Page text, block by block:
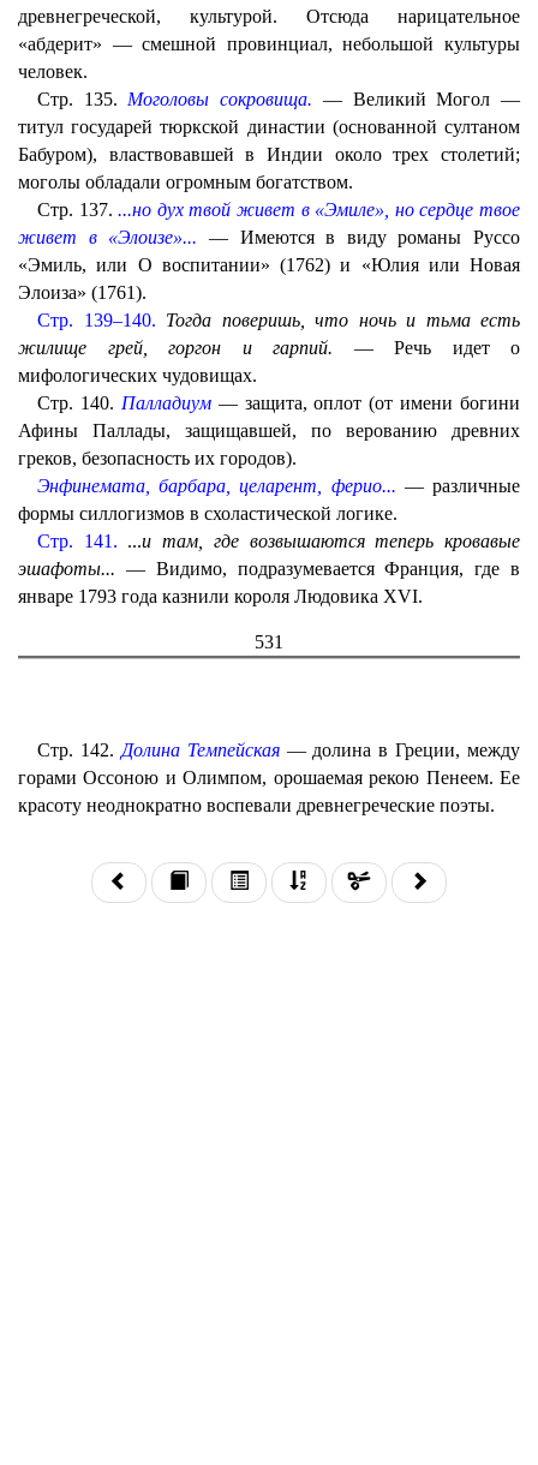
древнегреческой, культурой. Отсюда нарицательное
«абдерит» — смешной провинциал, небольшой культуры
человек.
Стр. 135. Моголовы сокровища. — Великий Могол —
титул государей тюркской династии (основанной султаном
Бабуром), властвовавшей в Индии около трех столетий;
моголы обладали огромным богатством.
Стр. 137....но дух твой живет в «Эмиле», но сердце твое
живет в «Элоизе»... — Имеются в виду романы Руссо
«Эмиль, или О воспитании» (1762) и «Юлия или Новая
Элоиза» (1761).
Стр. 139–140. Тогда поверишь, что ночь и тьма есть
жилище грей, горгон и гарпий. — Речь идет о
мифологических чудовищах.
Стр. 140. Палладиум— защита, оплот (от имени богини
Афины Паллады, защищавшей, по верованию древних
греков, безопасность их городов).
Энфинемата, барбара, целарент, ферио... — различные
формы силлогизмов в схоластической логике.
Стр. 141. ...и там, где возвышаются теперь кровавые
эшафоты... — Видимо, подразумевается Франция, где в
январе 1793 года казнили короля Людовика XVI.
531
Стр. 142. Долина Темпейская— долина в Греции, между
горами Оссоною и Олимпом, орошаемая рекою Пенеем. Ее
красоту неоднократно воспевали древнегреческие поэты.